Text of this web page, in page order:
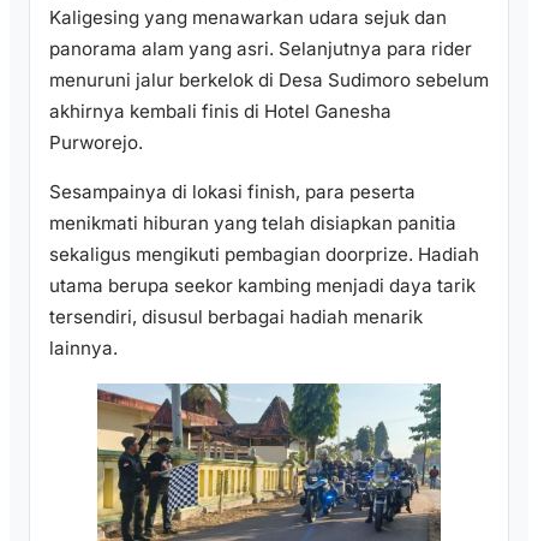
Kaligesing yang menawarkan udara sejuk dan
panorama alam yang asri. Selanjutnya para rider
menuruni jalur berkelok di Desa Sudimoro sebelum
akhirnya kembali finis di Hotel Ganesha
Purworejo.
Sesampainya di lokasi finish, para peserta
menikmati hiburan yang telah disiapkan panitia
sekaligus mengikuti pembagian doorprize. Hadiah
utama berupa seekor kambing menjadi daya tarik
tersendiri, disusul berbagai hadiah menarik
lainnya.